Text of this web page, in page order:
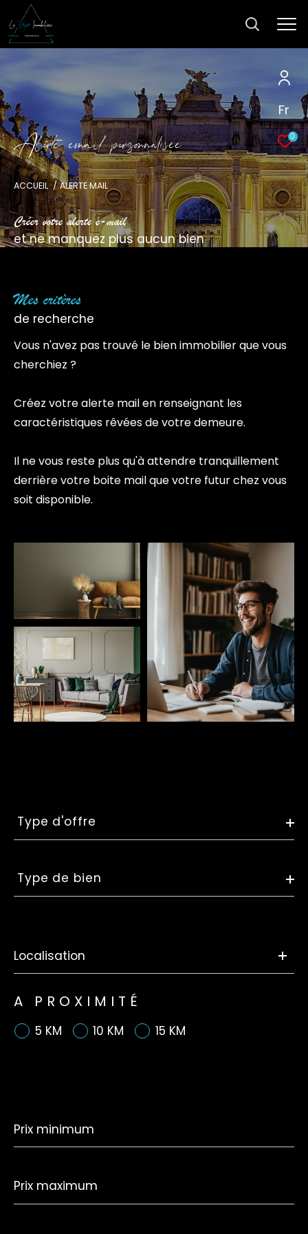
Fr
0
Alete emai pesonaiée
ACCUEIL ALERTE MAIL
Créer votre alerte e-mail
et ne manquez plus aucun bien
Mes critères
de recherche
Vous n'avez pas trouvé le bien immobilier que vous
cherchiez ?
Créez votre alerte mail en renseignant les
caractéristiques rêvées de votre demeure.
Il ne vous reste plus qu'à attendre tranquillement
derrière votre boite mail que votre futur chez vous
soit disponible.
d'offre
Type d'offre
de
bien
Type de bien
A PROXIMITÉ
5 KM 10 KM 15 KM
minimum
maximum